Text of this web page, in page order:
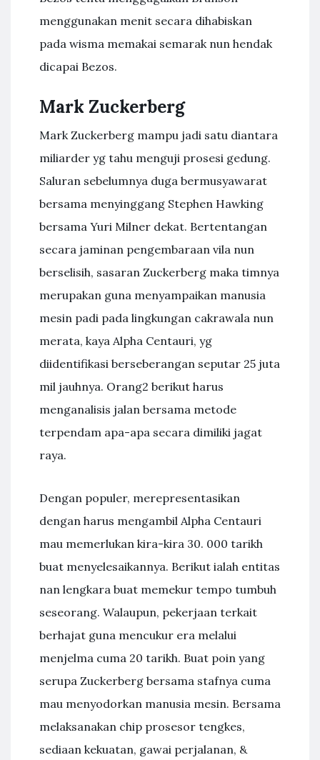
menggunakan menit secara dihabiskan
pada wisma memakai semarak nun hendak
dicapai Bezos.
Mark Zuckerberg
Mark Zuckerberg mampu jadi satu diantara
miliarder yg tahu menguji prosesi gedung.
Saluran sebelumnya duga bermusyawarat
bersama menyinggang Stephen Hawking
bersama Yuri Milner dekat. Bertentangan
secara jaminan pengembaraan vila nun
berselisih, sasaran Zuckerberg maka timnya
merupakan guna menyampaikan manusia
mesin padi pada lingkungan cakrawala nun
merata, kaya Alpha Centauri, yg
diidentifikasi berseberangan seputar 25 juta
mil jauhnya. Orang2 berikut harus
menganalisis jalan bersama metode
terpendam apa-apa secara dimiliki jagat
raya.
Dengan populer, merepresentasikan
dengan harus mengambil Alpha Centauri
mau memerlukan kira-kira 30. 000 tarikh
buat menyelesaikannya. Berikut ialah entitas
nan lengkara buat memekur tempo tumbuh
seseorang. Walaupun, pekerjaan terkait
berhajat guna mencukur era melalui
menjelma cuma 20 tarikh. Buat poin yang
serupa Zuckerberg bersama stafnya cuma
mau menyodorkan manusia mesin. Bersama
melaksanakan chip prosesor tengkes,
sediaan kekuatan, gawai perjalanan, &